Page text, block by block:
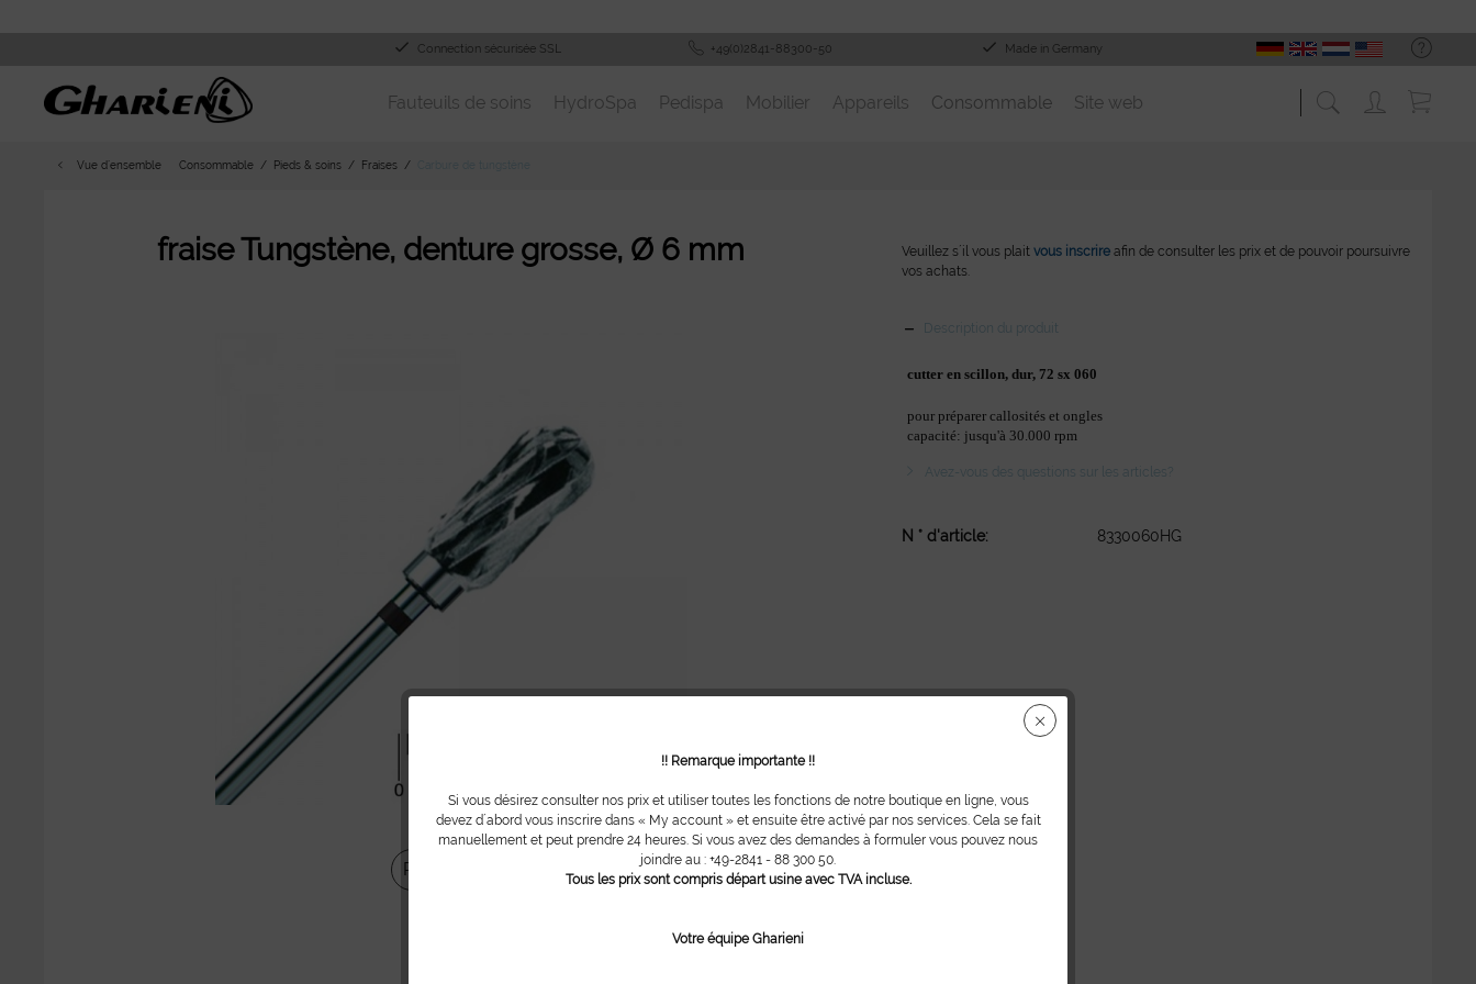
Connection sécurisée SSL +49(0)2841-88300-50 Made in Germany
Fauteuils de soins HydroSpa Pedispa Mobilier Appareils Consommable Site web
Vue d´ensemble Consommable Pieds & soins Fraises
fraise Tungstène, denture grosse, Ø 6 mm
Partager
Veuillez s´il vous plaitvous inscrire afin de consulter les prix et de pouvoir poursuivre
vos achats.
Description du produit
cutter en scillon, dur, 72 sx 060
pour préparer callosités et ongles
capacité: jusqu'à 30.000 rpm
Avez-vous des questions sur les articles?
N ° d'article: 8330060HG
!! Remarque importante !!
Si vous désirez consulter nos prix et utiliser toutes les fonctions de notre boutique en ligne, vous
devez d´abord vous inscrire dans « My account » et ensuite être activé par nos services. Cela se fait
manuellement et peut prendre 24 heures. Si vous avez des demandes à formuler vous pouvez nous
joindre au : +49-2841 - 88 300 50.
Tous les prix sont compris départ usine avec TVA incluse.
Votre équipe Gharieni